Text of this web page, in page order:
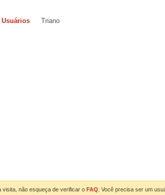
Usuários Triano
visita, não esqueça de verificar o FAQ . Você precisa ser um